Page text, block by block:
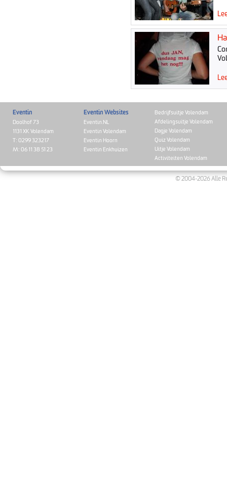
Eventin
Doolhof 73
1131 XK Volendam
T: 0299 323217
M: 06 11 38 51 23
Eventin Websites
Eventin.NL
Eventin Volendam
Eventin Hoorn
Eventin Enkhuizen
Bedrijfsuitje Volendam
Afdelingsuitje Volendam
Dagje Volendam
Quiz Volendam
Uitje Volendam
Activiteiten Volendam
© 2004-2026 Alle